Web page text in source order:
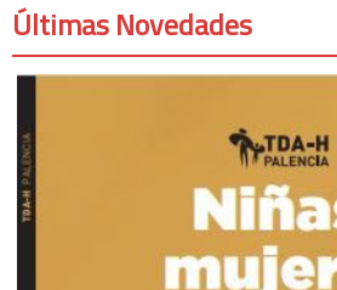
Últimas Novedades